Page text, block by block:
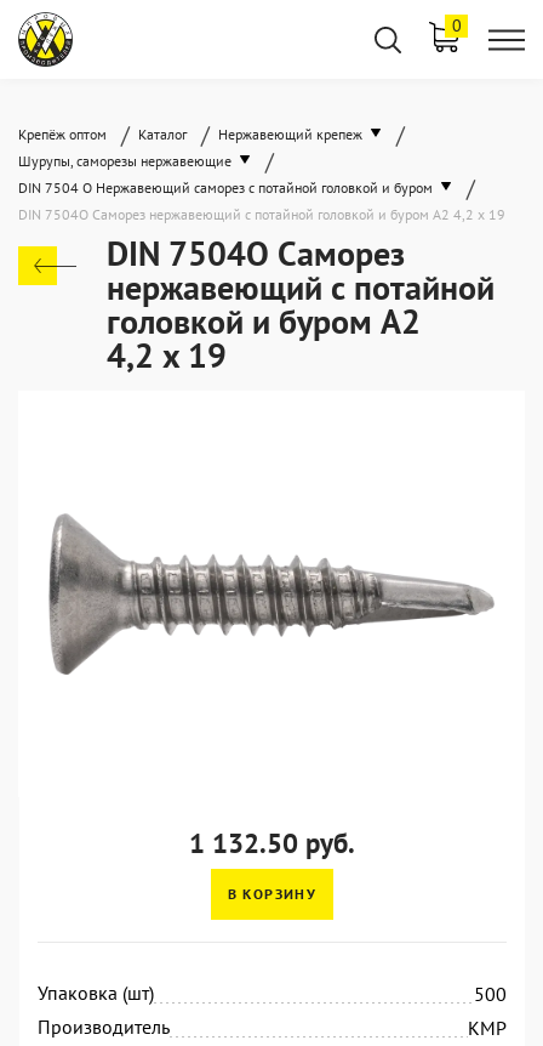
0
Крепёж оптом / Каталог / Нержавеющий крепеж /
Шурупы, саморезы нержавеющие /
DIN 7504 O Нержавеющий саморез с потайной головкой и буром /
DIN 7504O Саморез нержавеющий с потайной головкой и буром А2 4,2 x 19
DIN 7504O Саморез
нержавеющий с потайной
головкой и буром А2
4,2 x 19
1 132.50 руб.
В КОРЗИНУ
Упаковка (шт)
500
Производитель
KMP